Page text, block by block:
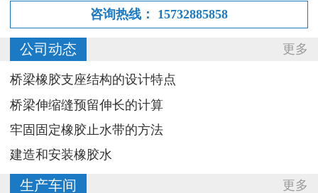
咨询热线：
15732885858
更多
公司动态
桥梁橡胶支座结构的设计特点
桥梁伸缩缝预留伸长的计算
牢固固定橡胶止水带的方法
建造和安装橡胶水
更多
生产车间